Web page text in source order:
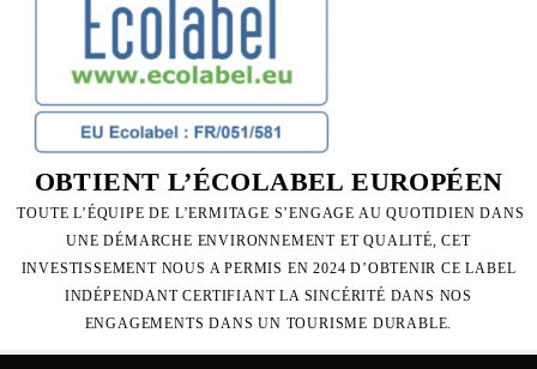
OBTIENT L’ÉCOLABEL EUROPÉEN
TOUTE L’ÉQUIPE DE L’ERMITAGE S’ENGAGE AU QUOTIDIEN DANS
UNE DÉMARCHE ENVIRONNEMENT ET QUALITÉ, CET
INVESTISSEMENT NOUS A PERMIS EN 2024 D’OBTENIR CE LABEL
INDÉPENDANT CERTIFIANT LA SINCÉRITÉ DANS NOS
ENGAGEMENTS DANS UN TOURISME DURABLE.